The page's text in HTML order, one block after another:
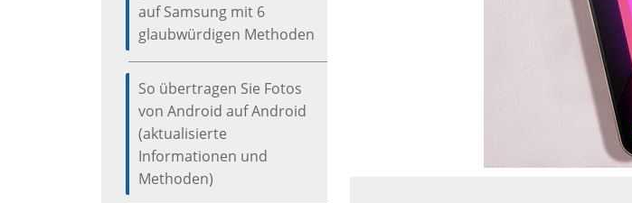
auf Samsung mit 6
glaubwürdigen Methoden
So übertragen Sie Fotos
von Android auf Android
(aktualisierte
Informationen und
Methoden)